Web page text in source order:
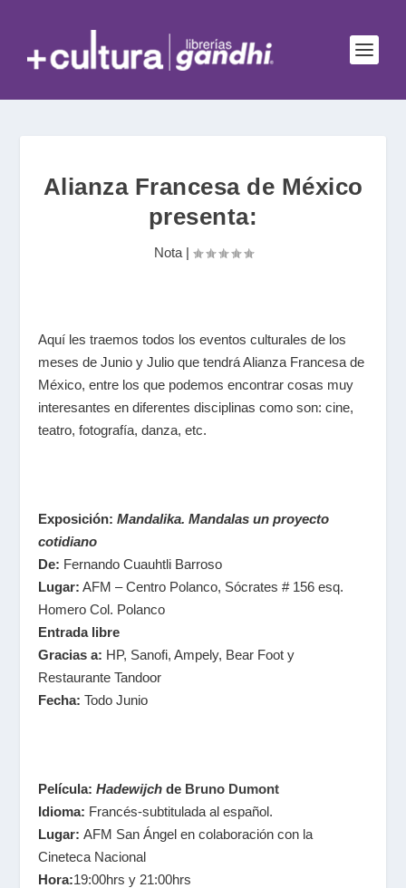
Alianza Francesa de México
presenta:
Nota|
Aquí les traemos todos los eventos culturales de los
meses de Junio y Julio que tendrá Alianza Francesa de
México, entre los que podemos encontrar cosas muy
interesantes en diferentes disciplinas como son: cine,
teatro, fotografía, danza, etc.
Exposición:Mandalika. Mandalas un proyecto
cotidiano
De: Fernando Cuauhtli Barroso
Lugar: AFM – Centro Polanco, Sócrates # 156 esq.
Homero Col. Polanco
Entrada libre
Gracias a: HP, Sanofi, Ampely, Bear Foot y
Restaurante Tandoor
Fecha:Todo Junio
Película:Hadewijch de Bruno Dumont
Idioma: Francés-subtitulada al español.
Lugar:AFM San Ángel en colaboración con la
Cineteca Nacional
Hora:19:00hrs y 21:00hrs